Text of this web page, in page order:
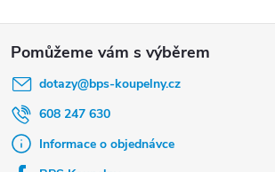
dotazy@bps-koupelny.cz
608 247 630
Informace o objednávce